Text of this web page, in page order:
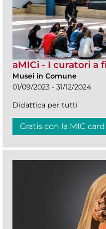
aMICi - I curatori a
Musei in Comune
01/09/2023 - 31/12/2024
Didattica per tutti
Gratis con la MIC card